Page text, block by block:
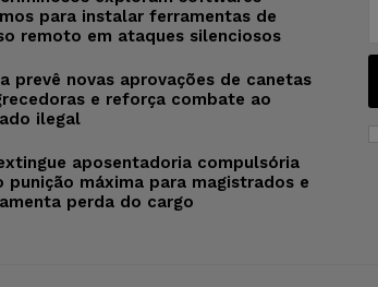
para instalar ferramentas de
remoto em ataques silenciosos
prevê novas aprovações de canetas
e reforça combate ao
ilegal
aposentadoria compulsória
punição máxima para magistrados e
perda do cargo